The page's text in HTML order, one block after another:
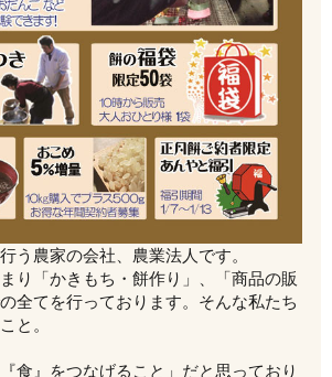
う農家の会社、農業法人です。
り「かきもち・餅作り」、「商品の販
全てを行っております。そんな私たち
と。
食』をつなげること」だと思っており